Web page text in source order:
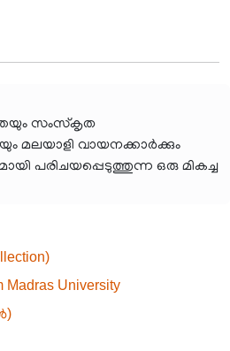
സംസ്കൃത
മലയാളി വായനക്കാർക്കും
പരിചയപ്പെടുത്തുന്ന ഒരു മികച്ച
Madras University